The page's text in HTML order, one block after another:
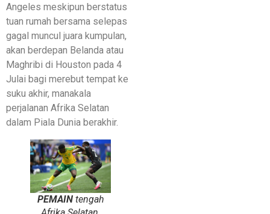
Angeles meskipun berstatus
tuan rumah bersama selepas
gagal muncul juara kumpulan,
akan berdepan Belanda atau
Maghribi di Houston pada 4
Julai bagi merebut tempat ke
suku akhir, manakala
perjalanan Afrika Selatan
dalam Piala Dunia berakhir.
PEMAIN tengah